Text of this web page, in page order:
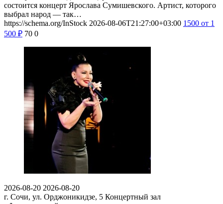
состоится концерт Ярослава Сумишевского. Артист, которого
выбрал народ — так…
https://schema.org/InStock 2026-08-06T21:27:00+03:00 1500 от 1
500 ₽ 70 0
2026-08-20 2026-08-20
г. Сочи, ул. Орджоникидзе, 5 Концертный зал